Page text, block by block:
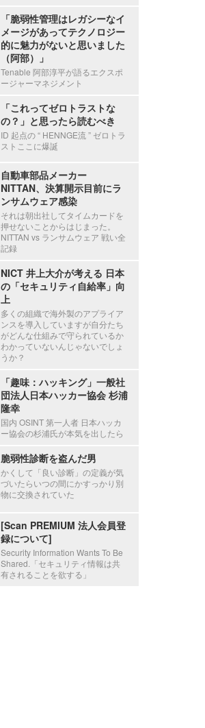
「脆弱性管理はレガシーなイ
メージがあってテクノロジー
的に魅力がないと思いました
（阿部）」
Tenable 阿部淳平が語るエクスポ
ージャーマネジメント
「これってゼロトラストな
の？」と思ったら読むべき
ID 起点の “ HENNGE流 ” ゼロトラ
ストここに爆誕
自動車部品メーカー
NITTAN、決算開示目前にラ
ンサムウェア感染
それは朝出社してタイムカードを
押せないことからはじまった。
NITTAN vs ランサムウェア 戦い全
記録
NICT 井上大介が考える 日本
の「セキュリティ自給率」向
上
多くの組織で海外製のアプライア
ンスを導入していますが自分たち
がどんな仕組みで守られているか
わかっていないんじゃないでしょ
うか？
「趣味：ハッキング」一般社
団法人日本ハッカー協会 杉浦
隆幸
国内 OSINT 第一人者 日本ハッカ
ー協会の杉浦氏が本気を出したら
脆弱性診断を盗んだ男
かくして「良い診断」の定義が気
づいたらいつの間にかすっかり別
物に交換されていた
[Scan PREMIUM 法人会員登
録について]
Security Information Wants To Be
Shared.「セキュリティ情報は共
有されることを欲する」